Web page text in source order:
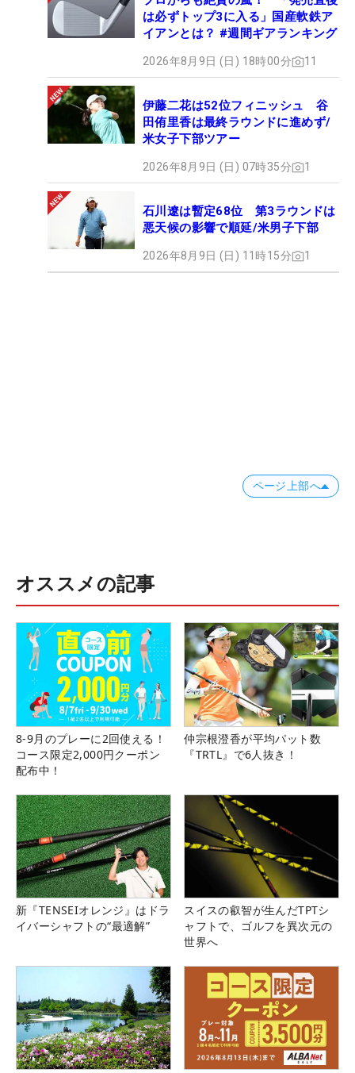
は必ずトップ3に入る」国産軟鉄ア
イアンとは？ #週間ギアランキング
2026年8月9日 (日) 18時00分 11
伊藤二花は52位フィニッシュ 谷
田侑里香は最終ラウンドに進めず/
米女子下部ツアー
2026年8月9日 (日) 07時35分 1
石川遼は暫定68位 第3ラウンドは
悪天候の影響で順延/米男子下部
2026年8月9日 (日) 11時15分 1
ページ上部へ
オススメの記事
8-9月のプレーに2回使える！
コース限定2,000円クーポン
配布中！
仲宗根澄香が平均パット数
『TRTL』で6人抜き！
新『TENSEIオレンジ』はドラ
イバーシャフトの“最適解”
スイスの叡智が生んだTPTシ
ャフトで、ゴルフを異次元の
世界へ